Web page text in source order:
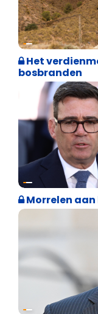
Het
bosbranden
Morrelen aan
Weekblad 't